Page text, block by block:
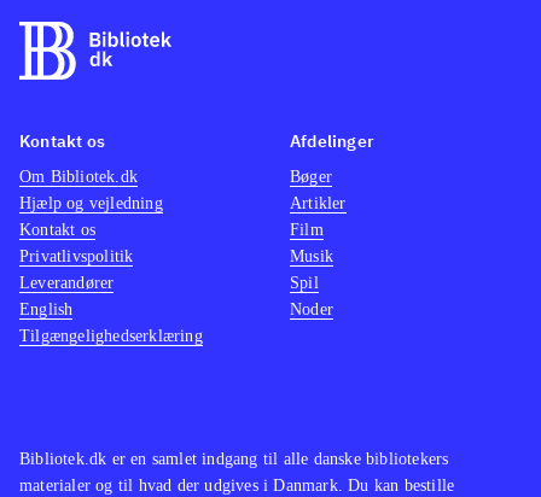
Bibliotek.dk er en samlet indgang til alle danske bibliotekers
materialer og til hvad der udgives i Danmark. Du kan bestille
Kontakt os
Om Bibliotek.dk
Hjælp og vejledning
Kontakt os
Privatlivspolitik
Leverandører
English
Tilgængelighedserklæring
Afdelinger
Bøger
Artikler
Film
Musik
Spil
Noder